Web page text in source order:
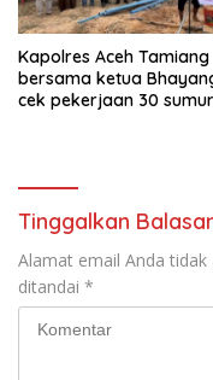
Kapolres Aceh Tamiang
bersama ketua
cek pekerjaan 30
Tinggalkan
Alamat email Anda tidak
ditandai *